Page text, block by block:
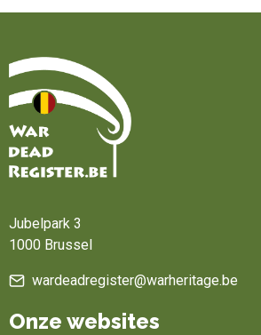
Jubelpark 3
1000 Brussel
wardeadregister@warheritage.be
Onze websites